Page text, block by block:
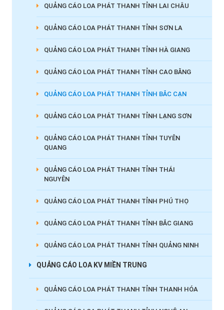
QUẢNG CÁO LOA PHÁT THANH TỈNH LAI CHÂU
QUẢNG CÁO LOA PHÁT THANH TỈNH SƠN LA
QUẢNG CÁO LOA PHÁT THANH TỈNH HÀ GIANG
QUẢNG CÁO LOA PHÁT THANH TỈNH CAO BẰNG
QUẢNG CÁO LOA PHÁT THANH TỈNH BẮC CẠN
QUẢNG CÁO LOA PHÁT THANH TỈNH LẠNG SƠN
QUẢNG CÁO LOA PHÁT THANH TỈNH TUYÊN
QUANG
QUẢNG CÁO LOA PHÁT THANH TỈNH THÁI
NGUYÊN
QUẢNG CÁO LOA PHÁT THANH TỈNH PHÚ THỌ
QUẢNG CÁO LOA PHÁT THANH TỈNH BẮC GIANG
QUẢNG CÁO LOA PHÁT THANH TỈNH QUẢNG NINH
QUẢNG CÁO LOA KV MIỀN TRUNG
QUẢNG CÁO LOA PHÁT THANH TỈNH THANH HÓA